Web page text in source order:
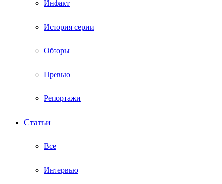
Инфакт
История серии
Обзоры
Превью
Репортажи
Статьи
Все
Интервью